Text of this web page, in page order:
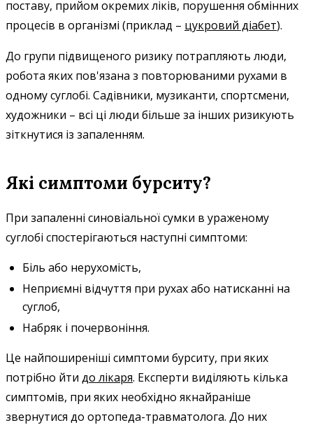
поставу, прийом окремих ліків, порушення обмінних
процесів в організмі (приклад – цукровий діабет).
До групи підвищеного ризику потрапляють люди,
робота яких пов'язана з повторюваними рухами в
одному суглобі. Садівники, музиканти, спортсмени,
художники – всі ці люди більше за інших ризикують
зіткнутися із запаленням.
Які симптоми бурситу?
При запаленні синовіальної сумки в ураженому
суглобі спостерігаються наступні симптоми:
Біль або нерухомість,
Неприємні відчуття при рухах або натисканні на
суглоб,
Набряк і почервоніння.
Це найпоширеніші симптоми бурситу, при яких
потрібно йти до лікаря. Експерти виділяють кілька
симптомів, при яких необхідно якнайраніше
звернутися до ортопеда-травматолога. До них